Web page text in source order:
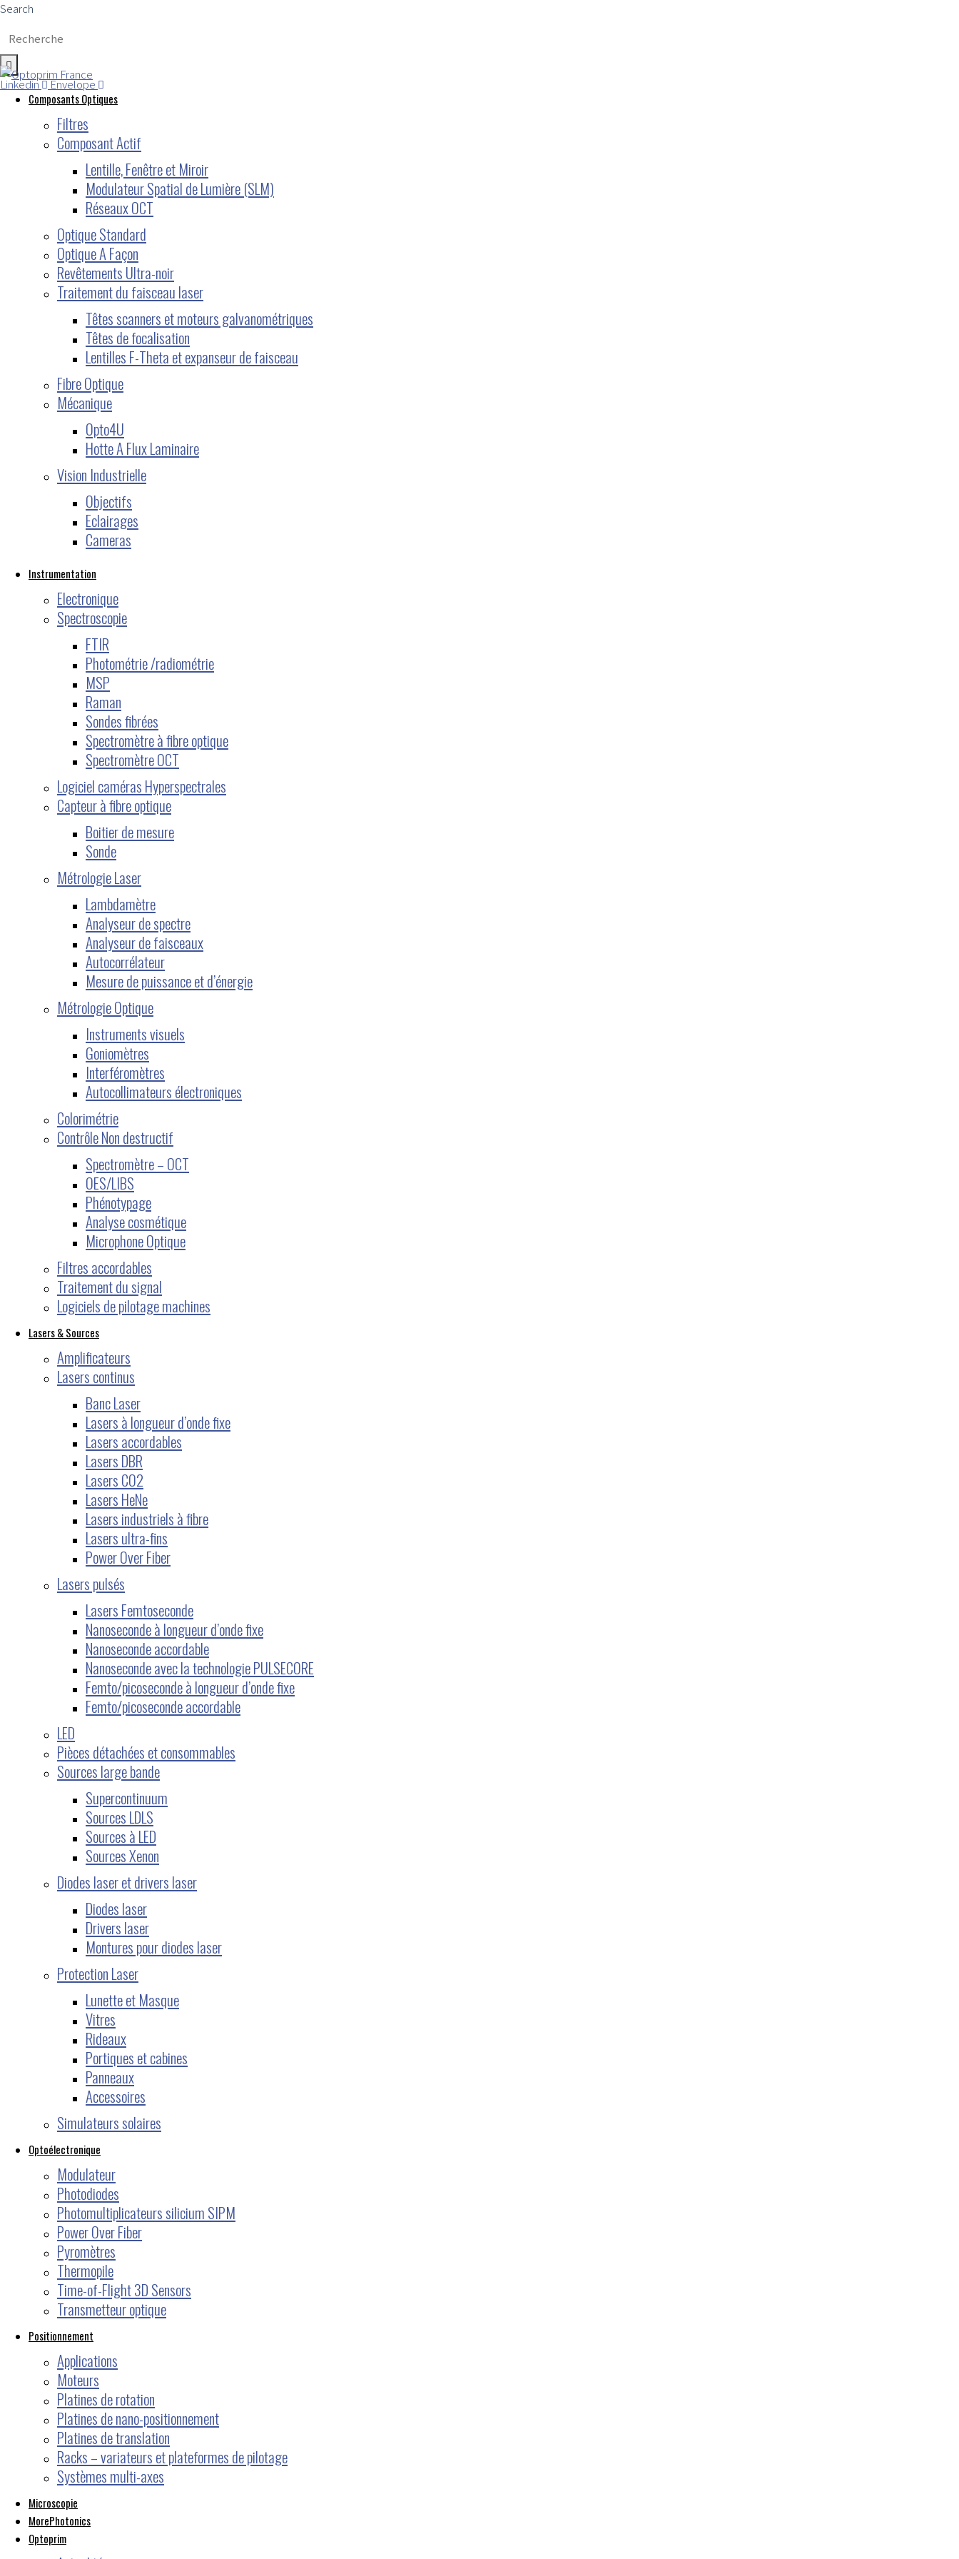
Search
Linkedin Envelope
Composants Optiques
Filtres
Composant Actif
Lentille, Fenêtre et Miroir
Modulateur Spatial de Lumière (SLM)
Réseaux OCT
Optique Standard
Optique A Façon
Revêtements Ultra-noir
Traitement du faisceau laser
Têtes scanners et moteurs galvanométriques
Têtes de focalisation
Lentilles F-Theta et expanseur de faisceau
Fibre Optique
Mécanique
Opto4U
Hotte A Flux Laminaire
Vision Industrielle
Objectifs
Eclairages
Cameras
Instrumentation
Electronique
Spectroscopie
FTIR
Photométrie /radiométrie
MSP
Raman
Sondes fibrées
Spectromètre à fibre optique
Spectromètre OCT
Logiciel caméras Hyperspectrales
Capteur à fibre optique
Boitier de mesure
Sonde
Métrologie Laser
Lambdamètre
Analyseur de spectre
Analyseur de faisceaux
Autocorrélateur
Mesure de puissance et d’énergie
Métrologie Optique
Instruments visuels
Goniomètres
Interféromètres
Autocollimateurs électroniques
Colorimétrie
Contrôle Non destructif
Spectromètre – OCT
OES/LIBS
Phénotypage
Analyse cosmétique
Microphone Optique
Filtres accordables
Traitement du signal
Logiciels de pilotage machines
Lasers & Sources
Amplificateurs
Lasers continus
Banc Laser
Lasers à longueur d’onde fixe
Lasers accordables
Lasers DBR
Lasers CO2
Lasers HeNe
Lasers industriels à fibre
Lasers ultra-fins
Power Over Fiber
Lasers pulsés
Lasers Femtoseconde
Nanoseconde à longueur d’onde fixe
Nanoseconde accordable
Nanoseconde avec la technologie PULSECORE
Femto/picoseconde à longueur d’onde fixe
Femto/picoseconde accordable
LED
Pièces détachées et consommables
Sources large bande
Supercontinuum
Sources LDLS
Sources à LED
Sources Xenon
Diodes laser et drivers laser
Diodes laser
Drivers laser
Montures pour diodes laser
Protection Laser
Lunette et Masque
Vitres
Rideaux
Portiques et cabines
Panneaux
Accessoires
Simulateurs solaires
Optoélectronique
Modulateur
Photodiodes
Photomultiplicateurs silicium SIPM
Power Over Fiber
Pyromètres
Thermopile
Time-of-Flight 3D Sensors
Transmetteur optique
Positionnement
Applications
Moteurs
Platines de rotation
Platines de nano-positionnement
Platines de translation
Racks – variateurs et plateformes de pilotage
Systèmes multi-axes
Microscopie
MorePhotonics
Optoprim